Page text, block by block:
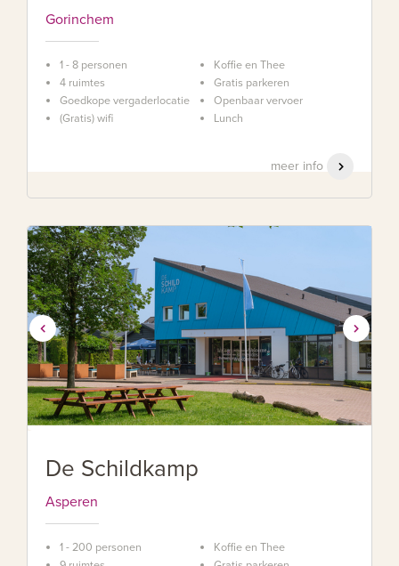
Gorinchem
1 - 8 personen
4 ruimtes
Goedkope vergaderlocatie
(Gratis) wifi
Koffie en Thee
Gratis parkeren
Openbaar vervoer
Lunch
meer info
De Schildkamp
Asperen
1 - 200 personen
Koffie en Thee